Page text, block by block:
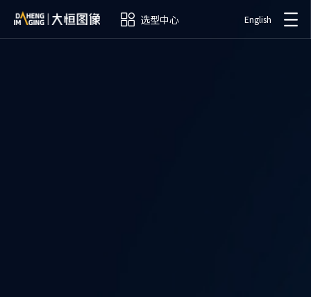
选型中心 English